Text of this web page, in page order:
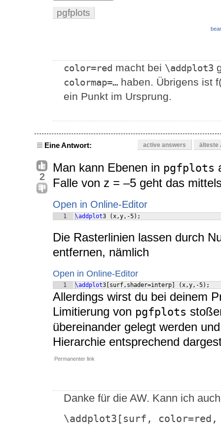
pgfplots
color=red macht bei \addplot3
colormap=… haben. Übrigens ist
ein Punkt im Ursprung.
Eine Antwort: active answers älteste
2
Man kann Ebenen in pgfplots
Falle von z = –5 geht das
Open in Online-Editor
1 \addplot3 (x,y,-5) ;
Die Rasterlinien lassen durch
entfernen, nämlich
Open in Online-Editor
1 \addplot3 surf,shader=interp (x,y,-5) ;
Allerdings wirst du bei deinem
Limitierung von pgfplots
übereinander gelegt werden
Hierarchie entsprechend
Permanenter link
Danke für die AW. Kann ich
\addplot3[surf, color=red,